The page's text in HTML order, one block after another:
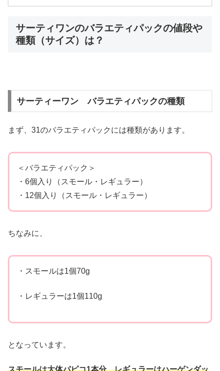
サーティワンのバラエティパックの値段や
種類（サイズ）は？
サーティーワン バラエティパックの種類
まず、31のバラエティパックには種類があります。
＜バラエティパック＞
・6個入り（スモール・レギュラー）
・12個入り（スモール・レギュラー）
ちなみに、
・スモールは1個70g
・レギュラーは1個110g
となっています。